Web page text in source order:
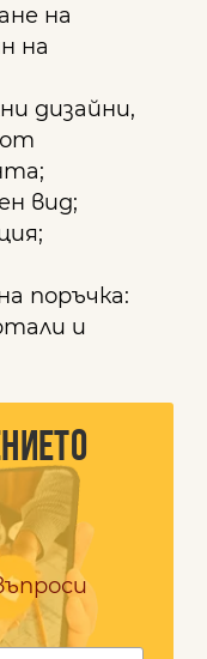
на
на
дизайни,
от
вид;
поръчка:
и